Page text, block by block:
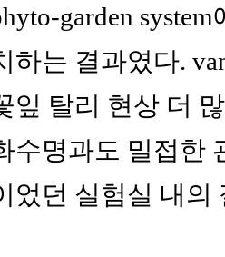
garden
하는 결과였다.
잎 탈리 현상 더
수명과도 밀접한
었던 실험실 내의